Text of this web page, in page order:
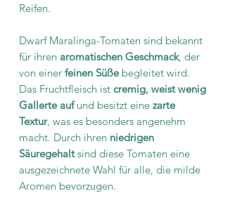
Reifen.
Dwarf Maralinga-Tomaten sind bekannt
für ihren aromatischen Geschmack, der
von einer feinen Süße begleitet wird.
Das Fruchtfleisch ist cremig, weist wenig
Gallerte aufund besitzt eine zarte
Textur, was es besonders angenehm
macht. Durch ihren niedrigen
Säuregehaltsind diese Tomaten eine
ausgezeichnete Wahl für alle, die milde
Aromen bevorzugen.